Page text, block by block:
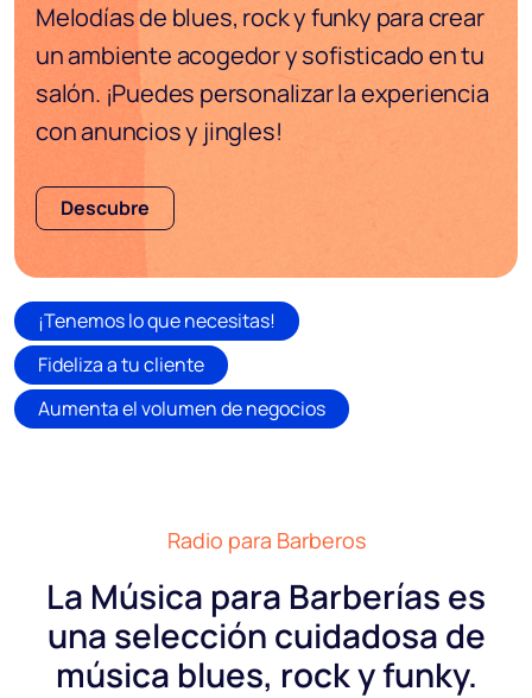
Melodías de blues, rock y funky para crear
un ambiente acogedor y sofisticado en tu
salón. ¡Puedes personalizar la experiencia
con anuncios y jingles!
Descubre
¡Tenemos lo que necesitas!
Fideliza a tu cliente
Aumenta el volumen de negocios
Radio para Barberos
La Música para Barberías es
una selección cuidadosa de
música blues, rock y funky.